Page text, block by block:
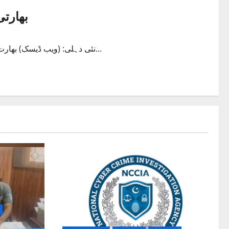
نئی دہلی: (ویب ڈیسک) بھارت کی سابق وزیر خارجہ سشما سوراج 67 سال کی عمر میں انتقال...